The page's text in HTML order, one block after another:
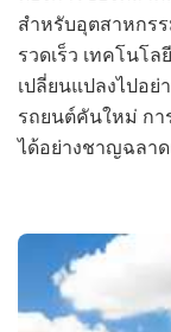
สำหรับอุตสาหกร
รวดเร็ว เทคโนโ
เปลี่ยนแปลงไปอ
รถยนต์คันใหม่ ก
ได้อย่างชาญฉลา